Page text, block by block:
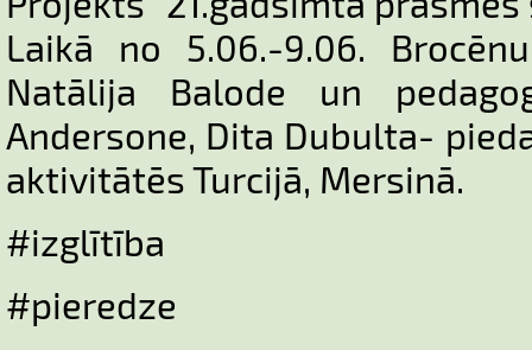
Laikā no 5.06.-9.06.
Natālija Balode un
Andersone, Dita Dubulta-
aktivitātēs Turcijā, Mersinā.
#izglītība
#pieredze